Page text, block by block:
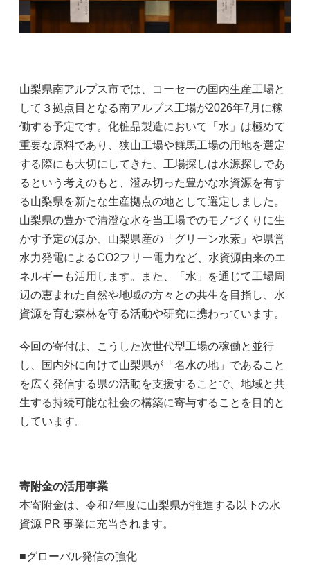
山梨県南アルプス市では、コーセーの国内生産工場と
して３拠点目となる南アルプス工場が2026年7月に稼
働する予定です。化粧品製造において「水」は極めて
重要な原料であり、狭山工場や群馬工場の用地を選定
する際にも大切にしてきた、工場探しは水源探しであ
るという考えのもと、澄み切った豊かな水資源を有す
る山梨県を新たな生産拠点の地として選定しました。
山梨県の豊かで清澄な水を当工場でのモノづくりに生
かす予定のほか、山梨県産の「グリーン水素」や県営
水力発電によるCO2フリー電力など、水資源由来のエ
ネルギーも活用します。また、「水」を通じて工場周
辺の恵まれた自然や地域の方々との共生を目指し、水
資源を育む森林を守る活動や研究に携わっています。
今回の寄付は、こうした次世代型工場の稼働と並行
し、国内外に向けて山梨県が「名水の地」であること
を広く発信する県の活動を支援することで、地域と共
生する持続可能な社会の構築に寄与することを目的と
しています。
寄附金の活用事業
本寄附金は、令和7年度に山梨県が推進する以下の水
資源 PR 事業に充当されます。
■グローバル発信の強化